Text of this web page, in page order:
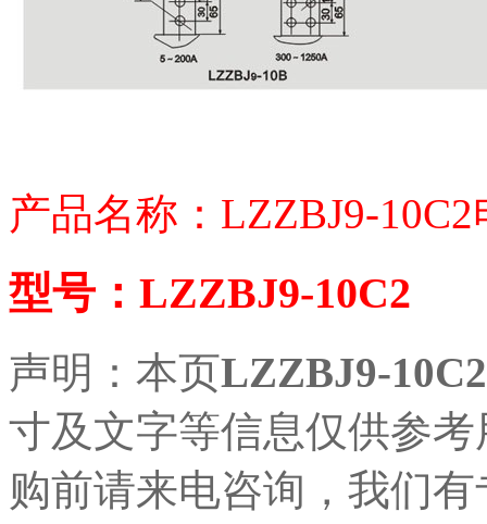
产品名称：LZZBJ9-
型号：LZZBJ9-10C2
声明：本页LZZBJ9-
寸及文字等信息仅供参
购前请来电咨询，我们